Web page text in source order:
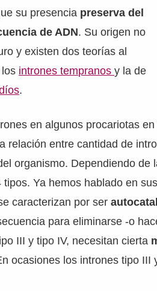
su presencia preserva del
de ADN. Su origen no
y existen dos teorías al
intrones tempranosy la de
.
en algunos procariotas
relación entre cantidad de
organismo. Dependiendo de
tipos. Ya hemos hablado en
caracterizan por ser
para eliminarse -o
III y tipo IV, necesitan cierta
ocasiones los intrones tipo